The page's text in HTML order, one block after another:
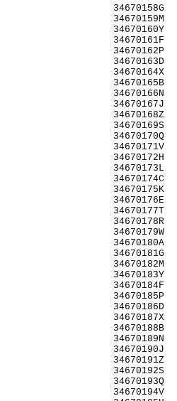
34670158G
34670159M
34670160Y
34670161F
34670162P
34670163D
34670164X
34670165B
34670166N
34670167J
34670168Z
34670169S
34670170Q
34670171V
34670172H
34670173L
34670174C
34670175K
34670176E
34670177T
34670178R
34670179W
34670180A
34670181G
34670182M
34670183Y
34670184F
34670185P
34670186D
34670187X
34670188B
34670189N
34670190J
34670191Z
34670192S
34670193Q
34670194V